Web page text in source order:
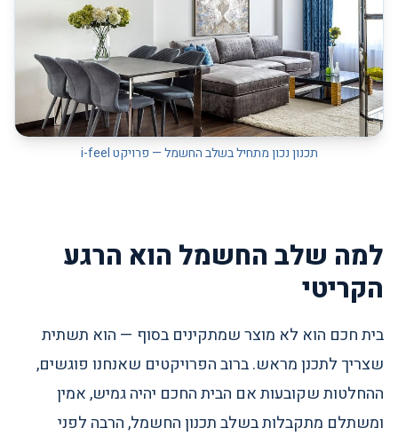
תכנון נכון מתחיל בשלב החשמל — פרויקט i-feel
למה שלב החשמל הוא הרגע
הקריטי
בית חכם הוא לא מוצר שמתקינים בסוף — הוא תשתית
שצריך לתכנן מראש. ברוב הפרויקטים שאנחנו פוגשים,
ההחלטות שקובעות אם הבית החכם יהיה גמיש, אמין
ומשתלם מתקבלות בשלב תכנון החשמל, הרבה לפני